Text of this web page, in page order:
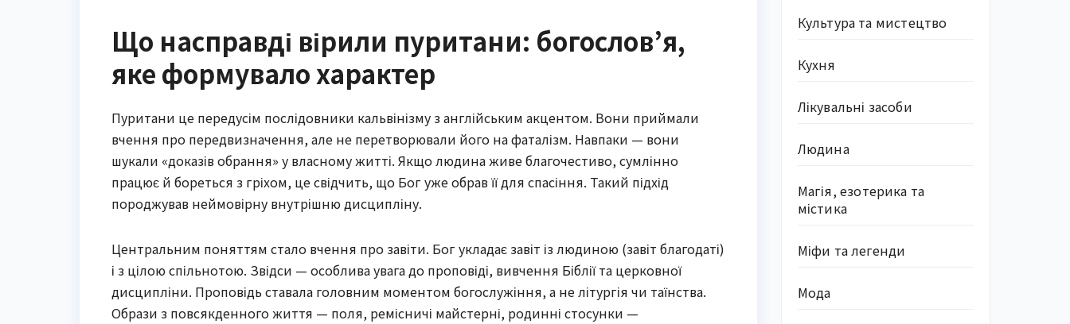
Що насправді вірили пуритани: богослов’я,
яке формувало характер
Пуритани це передусім послідовники кальвінізму з англійським акцентом. Вони приймали
вчення про передвизначення, але не перетворювали його на фаталізм. Навпаки — вони
шукали «доказів обрання» у власному житті. Якщо людина живе благочестиво, сумлінно
працює й бореться з гріхом, це свідчить, що Бог уже обрав її для спасіння. Такий підхід
породжував неймовірну внутрішню дисципліну.
Центральним поняттям стало вчення про завіти. Бог укладає завіт із людиною (завіт благодаті)
і з цілою спільнотою. Звідси — особлива увага до проповіді, вивчення Біблії та церковної
дисципліни. Проповідь ставала головним моментом богослужіння, а не літургія чи таїнства.
Образи з повсякденного життя — поля, ремісничі майстерні, родинні стосунки —
Культура та мистецтво
Кухня
Лікувальні засоби
Людина
Магія, езотерика та
містика
Міфи та легенди
Мода